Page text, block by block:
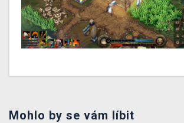
Mohlo by se vám líbit